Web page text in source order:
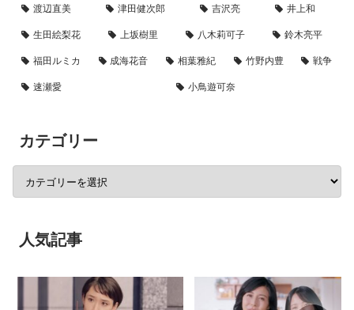
渡辺直美
津田健次郎 吉沢亮
井上和
生田絵梨花
上坂樹里 八木莉可子
鈴木亮平
福田ルミカ
成海花音 相葉雅紀 竹野内豊
戦争
速瀬愛
小鳥遊可奈
カテゴリー
人気記事